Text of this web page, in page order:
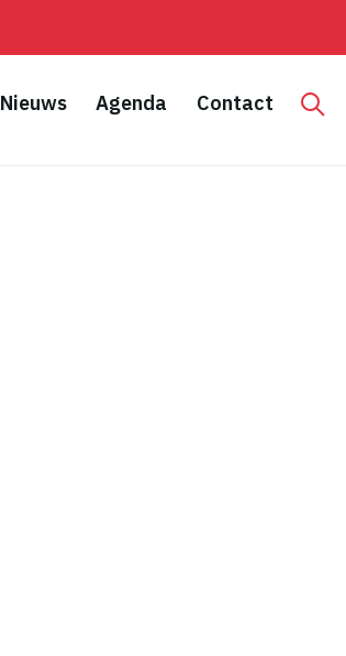
Nieuws Agenda Contact